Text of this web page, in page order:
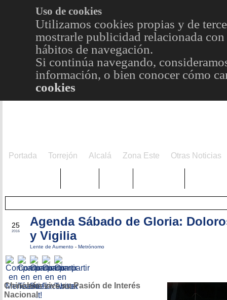
Uso de cookies
Utilizamos cookies propias y de
mostrarle publicidad relacionada
hábitos de navegación.
Si continúa navegando,
información, o bien conocer cómo
cookies
Portada Torrejón Alcalá Zona Este Otras Noticias
25
2016
Agenda Sábado de Gloria:
y Vigilia
Lente de Aumento - Metrónomo
Chinchón vive su Pasión de Interés
Nacional